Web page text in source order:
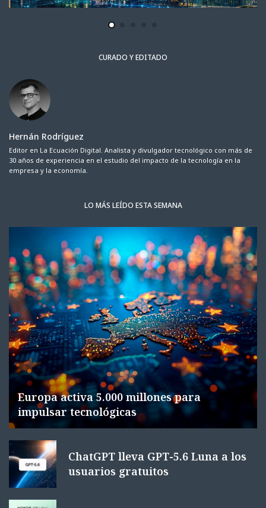
CURADO Y EDITADO
Hernán Rodríguez
Editor en La Ecuación Digital. Analista y divulgador tecnológico con más de
30 años de experiencia en el estudio del impacto de la tecnología en la
empresa y la economía.
LO MÁS LEÍDO ESTA SEMANA
Europa activa 5.000 millones para
impulsar tecnológicas
ChatGPT lleva GPT-5.6 Luna a los
usuarios gratuitos